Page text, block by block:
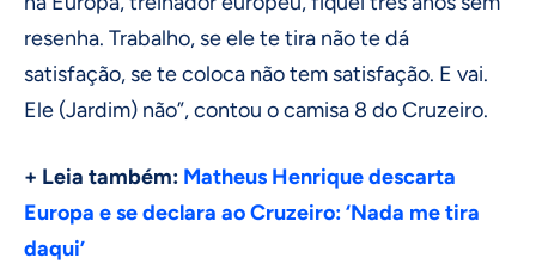
resenha. Trabalho, se ele te tira não te dá
satisfação, se te coloca não tem satisfação. E vai.
Ele (Jardim) não”, contou o camisa 8 do Cruzeiro.
+ Leia também: Matheus Henrique descarta
Europa e se declara ao Cruzeiro: ‘Nada me tira
daqui’